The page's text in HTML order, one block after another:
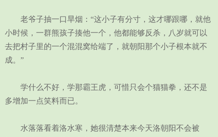
老爷子抽一口旱烟：“这小子有分寸，这才哪跟哪，就他
小时候，一群熊孩子揍他一个，他都能够反杀，八岁就可以
去把村子里的一个混混窝给端了，就朝阳那个小子根本就不
成。”
学什么不好，学那霸王虎，可惜只会个猫猫拳，还不是
多增加一点笑料而已。
水落落看着洛水寒，她很清楚本来今天洛朝阳不会被